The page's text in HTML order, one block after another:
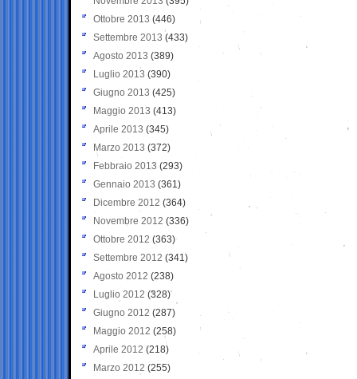
Ottobre 2013 (446)
Settembre 2013 (433)
Agosto 2013 (389)
Luglio 2013 (390)
Giugno 2013 (425)
Maggio 2013 (413)
Aprile 2013 (345)
Marzo 2013 (372)
Febbraio 2013 (293)
Gennaio 2013 (361)
Dicembre 2012 (364)
Novembre 2012 (336)
Ottobre 2012 (363)
Settembre 2012 (341)
Agosto 2012 (238)
Luglio 2012 (328)
Giugno 2012 (287)
Maggio 2012 (258)
Aprile 2012 (218)
Marzo 2012 (255)